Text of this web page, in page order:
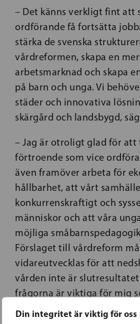
Din integritet är viktig för oss
– Det känns verkligt fint att
ordförande få fortsätta
stärka de svenska
vårdreformen, skapa en
arbetsmarknad och skapa
på barn och unga. Vi
städer och innovativa
skärgård och landsbygd,
– Jag är otroligt glad för att
förtroende som vice
även framöver arbeta för
hållbarhet, att vårt
konkurrenskraftigt och
människor och att våra
möjliga
Förslaget till vårdreform
vidareutvecklas för att
vården inte är
frågorna är viktiga för mig
helsingforsare, men även